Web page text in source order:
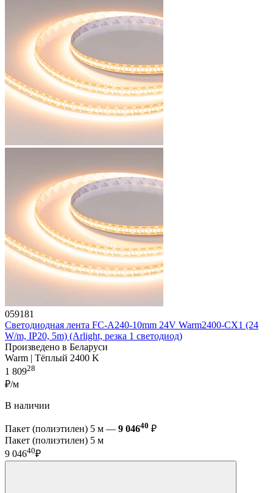
059181
Светодиодная лента FC-A240-10mm 24V Warm2400-CX1 (24
W/m, IP20, 5m) (Arlight, резка 1 светодиод)
Произведено в Беларуси
Warm | Тёплый 2400 K
1 80928
₽/м
В наличии
Пакет (полиэтилен) 5 м — 9 04640 ₽
Пакет (полиэтилен) 5 м
9 04640₽